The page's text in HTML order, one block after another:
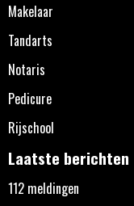
Makelaar
Tandarts
Notaris
Pedicure
Rijschool
Laatste berichten
112 meldingen